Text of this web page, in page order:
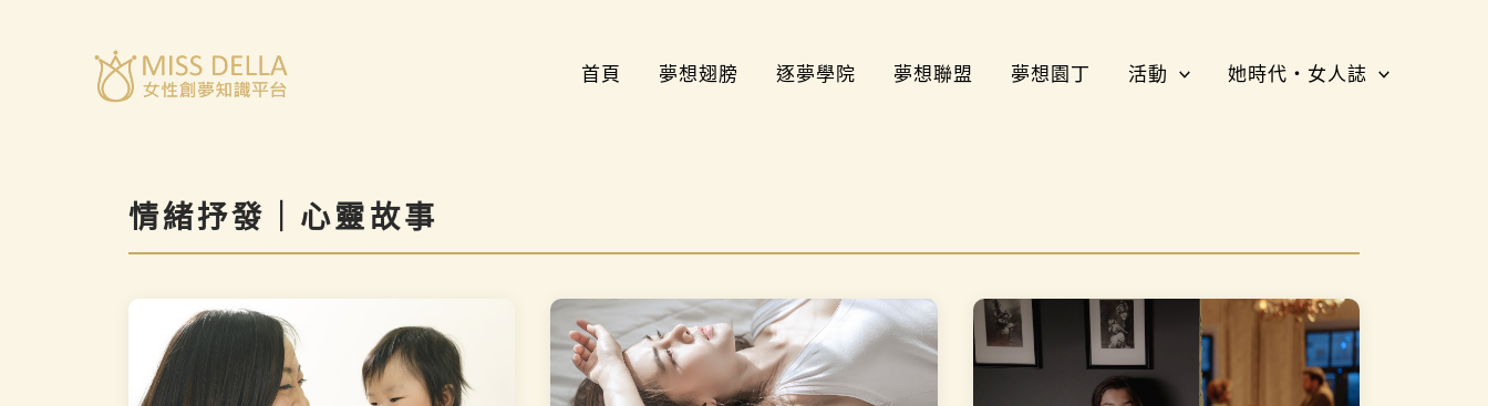
首頁 夢想翅膀 逐夢學院 夢想聯盟 夢想園丁 活動 她時代・女人誌
情緒抒發｜心靈故事